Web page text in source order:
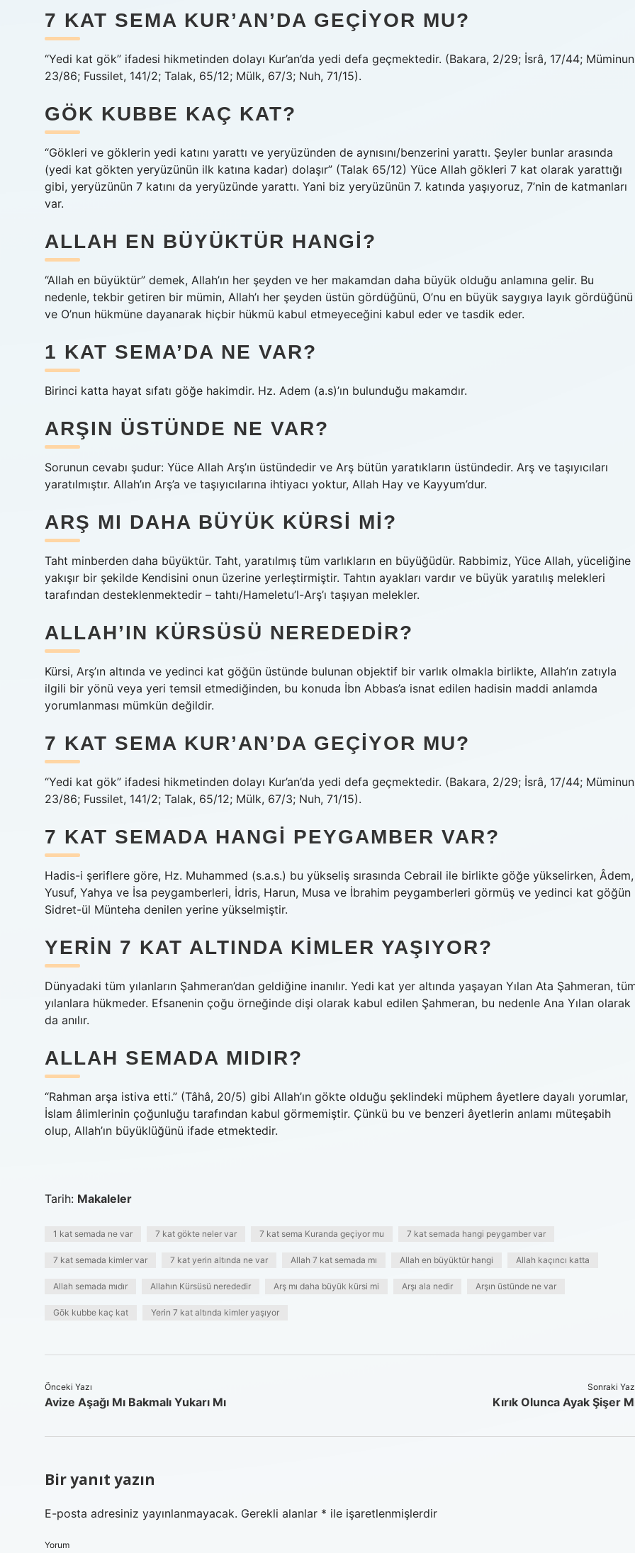
7 KAT SEMA KUR’AN’DA GEÇIYOR MU?
“Yedi kat gök” ifadesi hikmetinden dolayı Kur’an’da yedi defa geçmektedir. (Bakara, 2/29; İsrâ, 17/44;
23/86; Fussilet, 141/2; Talak, 65/12; Mülk, 67/3; Nuh, 71/15).
GÖK KUBBE KAÇ KAT?
“Gökleri ve göklerin yedi katını yarattı ve yeryüzünden de aynısını/benzerini yarattı. Şeyler bunlar arasında
(yedi kat gökten yeryüzünün ilk katına kadar) dolaşır” (Talak 65/12) Yüce Allah gökleri 7 kat olarak yarattığı
gibi, yeryüzünün 7 katını da yeryüzünde yarattı. Yani biz yeryüzünün 7. katında yaşıyoruz, 7’nin de katmanları
var.
ALLAH EN BÜYÜKTÜR HANGI?
“Allah en büyüktür” demek, Allah’ın her şeyden ve her makamdan daha büyük olduğu anlamına gelir. Bu
nedenle, tekbir getiren bir mümin, Allah’ı her şeyden üstün gördüğünü, O’nu en büyük saygıya layık gördüğünü
ve O’nun hükmüne dayanarak hiçbir hükmü kabul etmeyeceğini kabul eder ve tasdik eder.
1 KAT SEMA’DA NE VAR?
Birinci katta hayat sıfatı göğe hakimdir. Hz. Adem (a.s)’ın bulunduğu makamdır.
ARŞIN ÜSTÜNDE NE VAR?
Sorunun cevabı şudur: Yüce Allah Arş’ın üstündedir ve Arş bütün yaratıkların üstündedir. Arş ve taşıyıcıları
yaratılmıştır. Allah’ın Arş’a ve taşıyıcılarına ihtiyacı yoktur, Allah Hay ve Kayyum’dur.
ARŞ MI DAHA BÜYÜK KÜRSI MI?
Taht minberden daha büyüktür. Taht, yaratılmış tüm varlıkların en büyüğüdür. Rabbimiz, Yüce Allah, yüceliğine
yakışır bir şekilde Kendisini onun üzerine yerleştirmiştir. Tahtın ayakları vardır ve büyük yaratılış melekleri
tarafından desteklenmektedir – tahtı/Hameletu’l-Arş’ı taşıyan melekler.
ALLAH’IN KÜRSÜSÜ NEREDEDIR?
Kürsi, Arş’ın altında ve yedinci kat göğün üstünde bulunan objektif bir varlık olmakla birlikte, Allah’ın zatıyla
ilgili bir yönü veya yeri temsil etmediğinden, bu konuda İbn Abbas’a isnat edilen hadisin maddi anlamda
yorumlanması mümkün değildir.
7 KAT SEMA KUR’AN’DA GEÇIYOR MU?
“Yedi kat gök” ifadesi hikmetinden dolayı Kur’an’da yedi defa geçmektedir. (Bakara, 2/29; İsrâ, 17/44;
23/86; Fussilet, 141/2; Talak, 65/12; Mülk, 67/3; Nuh, 71/15).
7 KAT SEMADA HANGI PEYGAMBER VAR?
Hadis-i şeriflere göre, Hz. Muhammed (s.a.s.) bu yükseliş sırasında Cebrail ile birlikte göğe yükselirken, Âdem,
Yusuf, Yahya ve İsa peygamberleri, İdris, Harun, Musa ve İbrahim peygamberleri görmüş ve yedinci kat göğün
Sidret-ül Münteha denilen yerine yükselmiştir.
YERIN 7 KAT ALTINDA KIMLER YAŞIYOR?
Dünyadaki tüm yılanların Şahmeran’dan geldiğine inanılır. Yedi kat yer altında yaşayan Yılan Ata Şahmeran,
yılanlara hükmeder. Efsanenin çoğu örneğinde dişi olarak kabul edilen Şahmeran, bu nedenle Ana Yılan olarak
da anılır.
ALLAH SEMADA MIDIR?
“Rahman arşa istiva etti.” (Tâhâ, 20/5) gibi Allah’ın gökte olduğu şeklindeki müphem âyetlere dayalı yorumlar,
İslam âlimlerinin çoğunluğu tarafından kabul görmemiştir. Çünkü bu ve benzeri âyetlerin anlamı müteşabih
olup, Allah’ın büyüklüğünü ifade etmektedir.
Tarih: Makaleler
1 kat semada ne var 7 kat gökte neler var 7 kat sema Kuranda geçiyor mu 7 kat semada hangi peygamber var
7 kat semada kimler var 7 kat yerin altında ne var Allah 7 kat semada mı Allah en büyüktür hangi Allah kaçıncı katta
Allah semada mıdır Allahın Kürsüsü nerededir Arş mı daha büyük kürsi mi Arşı ala nedir Arşın üstünde ne var
Gök kubbe kaç kat Yerin 7 kat altında kimler yaşıyor
Önceki Yazı
Avize Aşağı Mı Bakmalı Yukarı Mı
Sonraki
Kırık Olunca Ayak Şişer
Bir yanıt yazın
E-posta adresiniz yayınlanmayacak. Gerekli alanlar * ile işaretlenmişlerdir
Yorum